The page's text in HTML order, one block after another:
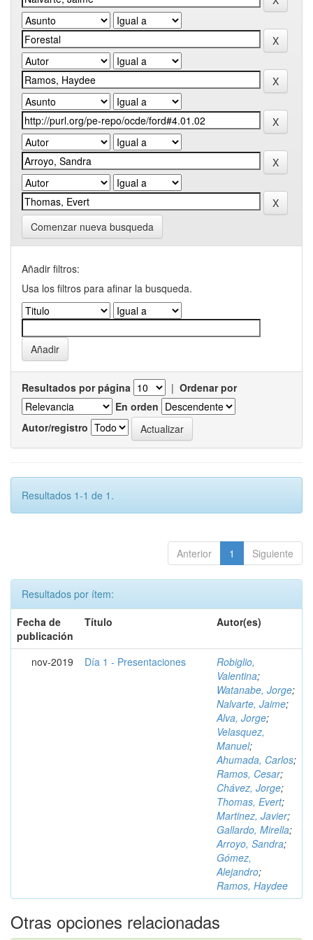
Comenzar nueva busqueda
Añadir filtros:
Usa los filtros para afinar la busqueda.
Resultados por página | Ordenar por
En orden
Autor/registro
Resultados 1-1 de 1.
Anterior 1 Siguiente
Resultados por ítem:
Fecha de
publicación
Título Autor(es)
nov-2019 Día 1 - Presentaciones
Robiglio,
Valentina;
Watanabe, Jorge;
Nalvarte, Jaime;
Alva, Jorge;
Velasquez,
Manuel;
Ahumada, Carlos;
Ramos, Cesar;
Chávez, Jorge;
Thomas, Evert;
Martinez, Javier;
Gallardo, Mirella;
Arroyo, Sandra;
Gómez,
Alejandro;
Ramos, Haydee
Otras opciones relacionadas